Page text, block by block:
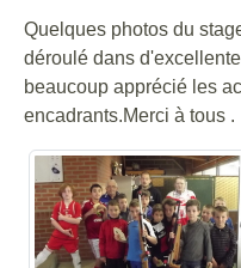
Quelques photos du
déroulé dans
beaucoup apprécié les
encadrants.Merci à tous .